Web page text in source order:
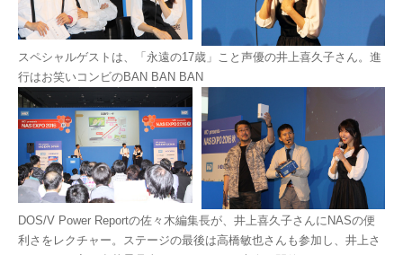
スペシャルゲストは、「永遠の17歳」こと声優の井上喜久子さん。進
行はお笑いコンビのBAN BAN BAN
DOS/V Power Reportの佐々木編集長が、井上喜久子さんにNASの便
利さをレクチャー。ステージの最後は高橋敏也さんも参加し、井上さ